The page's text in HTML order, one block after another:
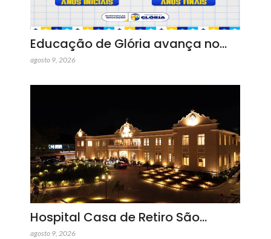
Educação de Glória avança no…
agosto 9, 2026
Hospital Casa de Retiro São…
agosto 9, 2026